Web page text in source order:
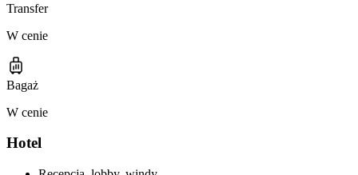
Transfer
W cenie
Bagaż
W cenie
Hotel